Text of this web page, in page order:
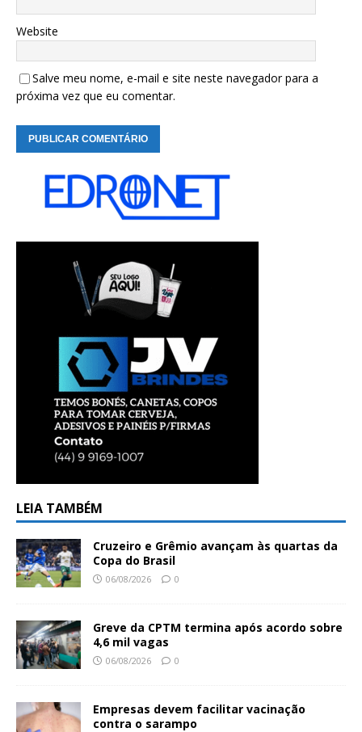
Website
Salve meu nome, e-mail e site neste navegador para a
próxima vez que eu comentar.
LEIA TAMBÉM
Cruzeiro e Grêmio avançam às quartas da
Copa do Brasil
06/08/2026 0
Greve da CPTM termina após acordo sobre
4,6 mil vagas
06/08/2026 0
Empresas devem facilitar vacinação
contra o sarampo